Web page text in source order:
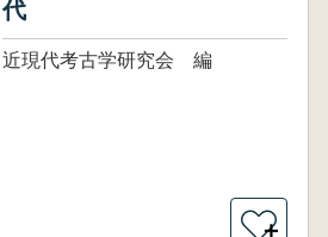
代
近現代考古学研究会 編
＋